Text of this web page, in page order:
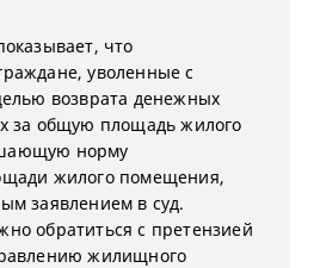
что
уволенные с
возврата денежных
за общую площадь жилого
норму
жилого помещения,
заявлением в суд.
обратиться с претензией
жилищного